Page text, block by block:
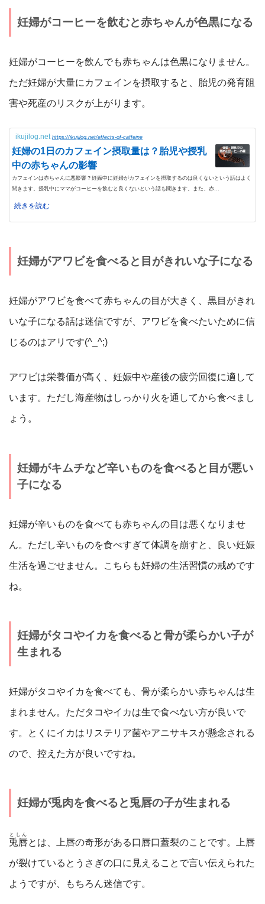
妊婦がコーヒーを飲むと赤ちゃんが色黒になる
妊婦がコーヒーを飲んでも赤ちゃんは色黒になりません。
ただ妊婦が大量にカフェインを摂取すると、胎児の発育阻
害や死産のリスクが上がります。
ikujilog.net https://ikujilog.net/effects-of-caffeine
妊婦の1日のカフェイン摂取量は？胎児や授乳
中の赤ちゃんの影響
カフェインは赤ちゃんに悪影響？妊娠中に妊婦がカフェインを摂取するのは良くないという話はよく
聞きます。授乳中にママがコーヒーを飲むと良くないという話も聞きます。また、赤...
続きを読む
妊婦がアワビを食べると目がきれいな子になる
妊婦がアワビを食べて赤ちゃんの目が大きく、黒目がきれ
いな子になる話は迷信ですが、アワビを食べたいために信
じるのはアリです(^_^;)
アワビは栄養価が高く、妊娠中や産後の疲労回復に適して
います。ただし海産物はしっかり火を通してから食べまし
ょう。
妊婦がキムチなど辛いものを食べると目が悪い
子になる
妊婦が辛いものを食べても赤ちゃんの目は悪くなりませ
ん。ただし辛いものを食べすぎて体調を崩すと、良い妊娠
生活を過ごせません。こちらも妊婦の生活習慣の戒めです
ね。
妊婦がタコやイカを食べると骨が柔らかい子が
生まれる
妊婦がタコやイカを食べても、骨が柔らかい赤ちゃんは生
まれません。ただタコやイカは生で食べない方が良いで
す。とくにイカはリステリア菌やアニサキスが懸念される
ので、控えた方が良いですね。
妊婦が兎肉を食べると兎唇の子が生まれる
兎唇
としん
とは、上唇の奇形がある口唇口蓋裂のことです。上唇
が裂けているとうさぎの口に見えることで言い伝えられた
ようですが、もちろん迷信です。